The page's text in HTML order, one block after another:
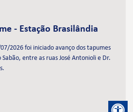
- Estação Brasilândia
2026 foi iniciado avanço dos tapumes
entre as ruas José Antonioli e Dr.